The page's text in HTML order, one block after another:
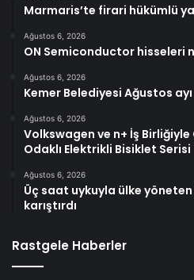
Marmaris’te firari hükümlü
Ağustos 6, 2026
ON Semiconductor hisseleri
Ağustos 6, 2026
Kemer Belediyesi Ağustos
Ağustos 6, 2026
Volkswagen ve n+ İş
Odaklı Elektrikli Bisiklet Serisi
Ağustos 6, 2026
Üç saat uykuyla ülke
karıştırdı
Rastgele Haberler